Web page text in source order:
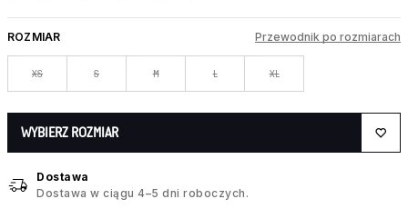
ROZMIAR Przewodnik po rozmiarach
XS S M L XL
WYBIERZ ROZMIAR
Dostawa
Dostawa w ciągu 4–5 dni roboczych.